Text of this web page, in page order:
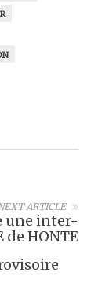
ARTICLE
une inter-
HONTE